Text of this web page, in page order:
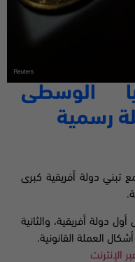
الوسطى
رسمية
تبني دولة أفريقية كبرى
دولة أفريقية، والثانية
العملة القانونية.
الإنترنت